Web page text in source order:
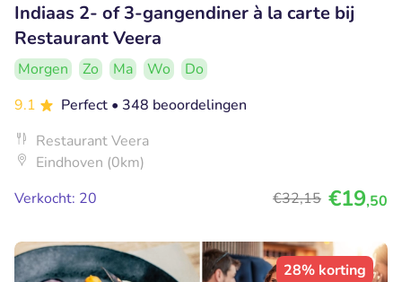
Indiaas 2- of 3-gangendiner à la carte bij
Restaurant Veera
Morgen Zo Ma Wo
Do
9.1
Perfect • 348 beoordelingen
Restaurant Veera
Eindhoven (0km)
Verkocht: 20
€32,15 €19,50
28% korting